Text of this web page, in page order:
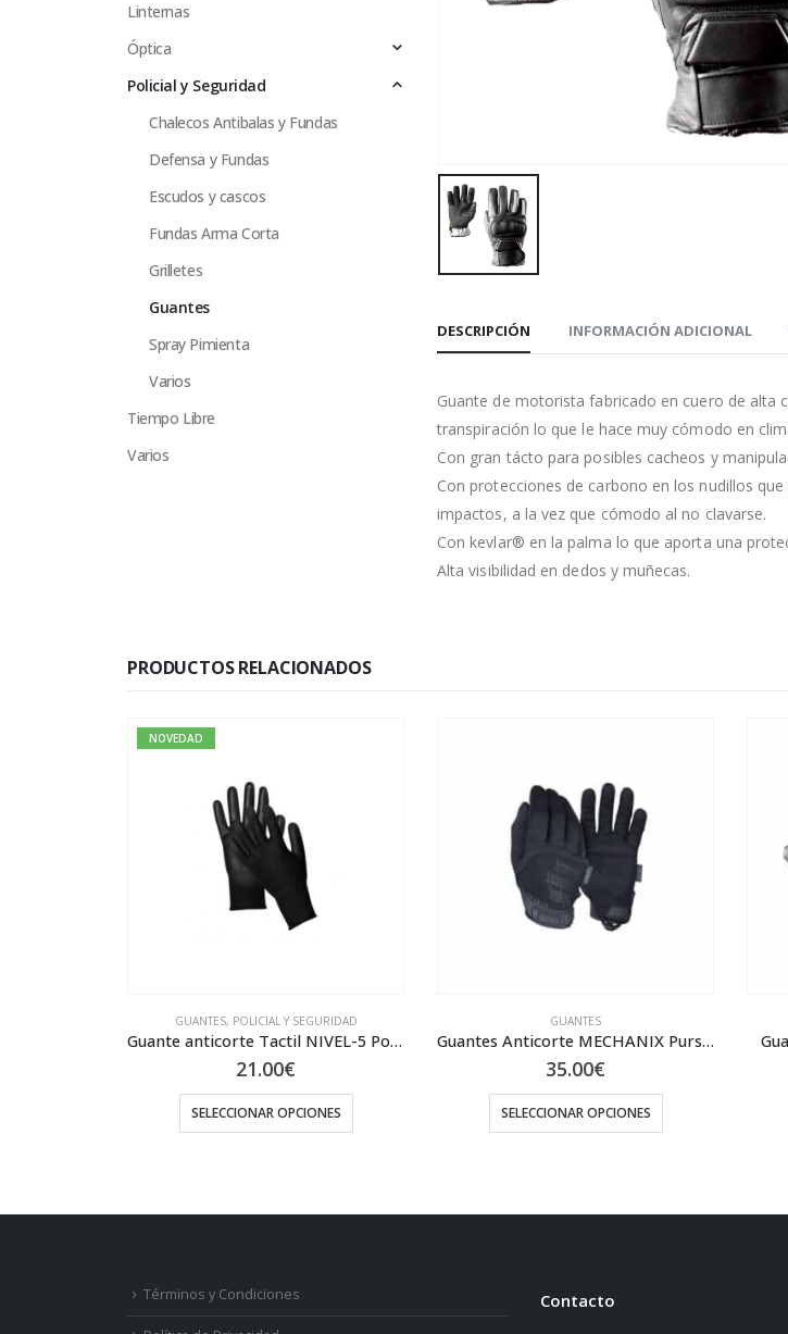
DESCRIPCIÓN INFORMACIÓN ADICIONAL
Guante de motorista fabricado en cuero de alta
transpiración lo que le hace muy cómodo en
Con gran tácto para posibles cacheos y
Con protecciones de carbono en los nudillos
impactos, a la vez que cómodo al no clavarse.
Con kevlar® en la palma lo que aporta una
Alta visibilidad en dedos y muñecas.
Linternas
Óptica
Policial y Seguridad
Chalecos Antibalas y Fundas
Defensa y Fundas
Escudos y cascos
Fundas Arma Corta
Grilletes
Guantes
Spray Pimienta
Varios
Tiempo Libre
Varios
PRODUCTOS RELACIONADOS
NOVEDAD
GUANTES, POLICIAL Y SEGURIDAD
Guante anticorte Tactil NIVEL-5 Poliuretano
21.00€
SELECCIONAR OPCIONES
Este producto tiene múltiples variantes. Las opciones se pueden elegir en la página de producto
GUANTES
Guantes Anticorte MECHANIX Pursuit CR5
35.00€
SELECCIONAR OPCIONES
Este producto tiene múltiples variantes. Las opciones se pueden elegir en la página de producto
Términos y Condiciones Contacto